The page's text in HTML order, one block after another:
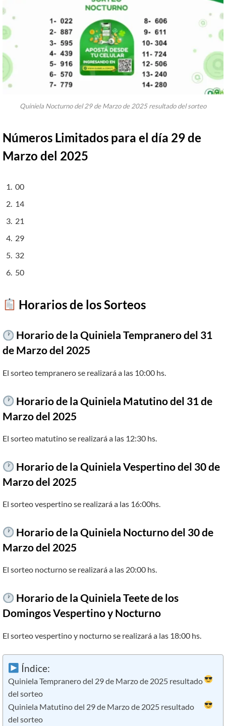
Quiniela Nocturno del 29 de Marzo de 2025 resultado del sorteo
Números Limitados para el día 29 de
Marzo del 2025
00
14
21
29
32
50
Horarios de los Sorteos
Horario de la Quiniela Tempranero del 31
de Marzo del 2025
El sorteo tempranero se realizará a las 10:00 hs.
Horario de la Quiniela Matutino del 31 de
Marzo del 2025
El sorteo matutino se realizará a las 12:30 hs.
Horario de la Quiniela Vespertino del 30de
Marzodel 2025
El sorteo vespertino se realizará a las 16:00hs.
Horario de la Quiniela Nocturno del 30de
Marzodel 2025
El sorteo nocturno se realizará a las 20:00 hs.
Horario de la Quiniela Teete de los
Domingos Vespertino y Nocturno
El sorteo vespertino y nocturno se realizará a las 18:00 hs.
Índice:
Quiniela Tempranero del 29 de Marzo de 2025 resultado
del sorteo
Quiniela Matutino del 29 de Marzo de 2025 resultado
del sorteo